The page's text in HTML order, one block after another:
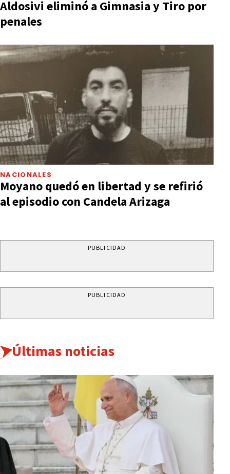
Aldosivi eliminó a Gimnasia y Tiro por
penales
NACIONALES
Moyano quedó en libertad y se refirió
al episodio con Candela Arizaga
PUBLICIDAD
PUBLICIDAD
Últimas noticias